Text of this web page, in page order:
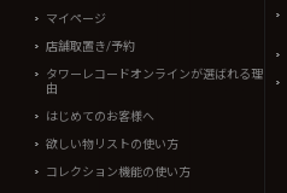
マイページ
店舗取置き/予約
タワーレコードオンラインが選ばれる理
由
はじめてのお客様へ
欲しい物リストの使い方
コレクション機能の使い方